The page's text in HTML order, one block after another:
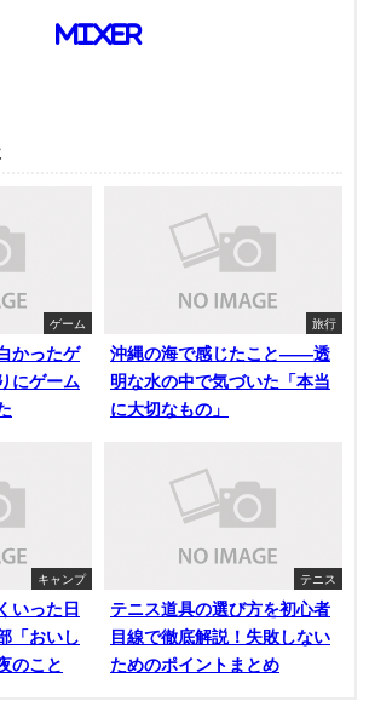
mixer
ゲーム
かったゲ
にゲーム
旅行
沖縄の海で感じたこと——透
明な水の中で気づいた「本当
に大切なもの」
キャンプ
いった日
「おいし
のこと
テニス
テニス道具の選び方を初心者
目線で徹底解説！失敗しない
ためのポイントまとめ